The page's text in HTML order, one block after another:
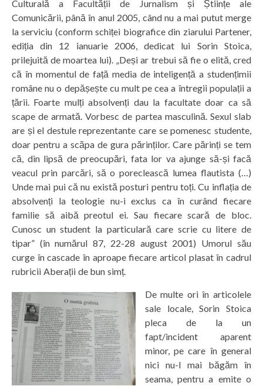
Culturală a Facultății de Jurnalism și Științe ale
Comunicării, până în anul 2005, când nu a mai putut merge
la serviciu (conform schiței biografice din ziarului Partener,
ediția din 12 ianuarie 2006, dedicat lui Sorin Stoica,
prilejuită de moartea lui). „Deși ar trebui să fie o elită, cred
că în momentul de față media de inteligență a studențimii
române nu o depășește cu mult pe cea a întregii populații a
țării. Foarte mulți absolvenți dau la facultate doar ca să
scape de armată. Vorbesc de partea masculină. Sexul slab
are și el destule reprezentante care se pomenesc studente,
doar pentru a scăpa de gura părinților. Care părinți se tem
că, din lipsă de preocupări, fata lor va ajunge să-și facă
veacul prin parcări, să o poreclească lumea flautista (…)
Unde mai pui că nu există posturi pentru toți. Cu inflația de
absolvenți la teologie nu-i exclus ca în curând fiecare
familie să aibă preotul ei. Sau fiecare scară de bloc.
Cunosc un student la particulară care scrie cu litere de
tipar” (în numărul 87, 22-28 august 2001) Umorul său
curge în cascade în aproape fiecare articol plasat în cadrul
rubricii Aberații de bun simț.
De multe ori în articolele
sale locale, Sorin Stoica
pleca de la un
fapt/incident aparent
minor, pe care în general
nici nu-l mai băgăm în
seama, pentru a emite o